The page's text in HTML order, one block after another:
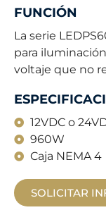
FUNCIÓN
La serie
para
voltaje que no
12VDC o
960W
Caja NEMA 4
SOLICITAR